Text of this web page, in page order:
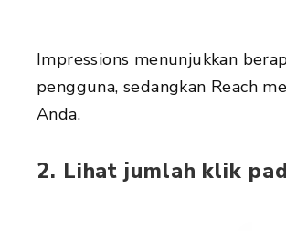
Impressions menunjukkan
pengguna, sedangkan Reach
Anda.
2. Lihat jumlah klik